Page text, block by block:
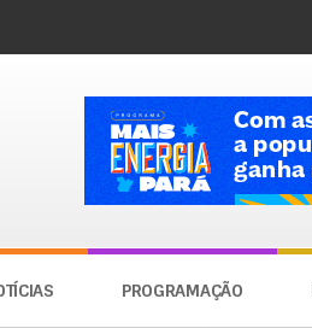
PROGRAMAÇÃO